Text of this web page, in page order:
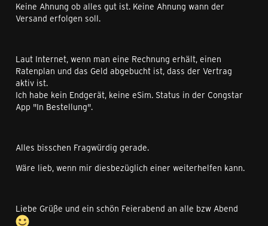
Keine Ahnung ob alles gut ist. Keine Ahnung wann der
Versand erfolgen soll.
Laut Internet, wenn man eine Rechnung erhält, einen
Ratenplan und das Geld abgebucht ist, dass der Vertrag
aktiv ist.
Ich habe kein Endgerät, keine eSim. Status in der Congstar
App "In Bestellung".
Alles bisschen Fragwürdig gerade.
Wäre lieb, wenn mir diesbezüglich einer weiterhelfen kann.
Liebe Grüße und ein schön Feierabend an alle bzw Abend